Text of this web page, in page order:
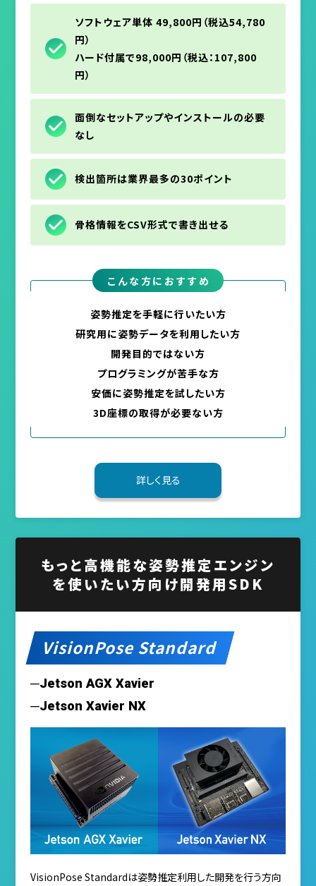
ソフトウェア単体 49,800円（税込54,780
円）
ハード付属で98,000円（税込：107,800
円）
面倒なセットアップやインストールの必要
なし
検出箇所は業界最多の30ポイント
骨格情報をCSV形式で書き出せる
こんな方におすすめ
姿勢推定を手軽に行いたい方
研究用に姿勢データを利用したい方
開発目的ではない方
プログラミングが苦手な方
安価に姿勢推定を試したい方
3D座標の取得が必要ない方
詳しく見る
もっと高機能な姿勢推定エンジン
を使いたい方向け開発用SDK
VisionPose Standard
─Jetson AGX Xavier
─Jetson Xavier NX
VisionPose Standardは姿勢推定利用した開発を行う方向